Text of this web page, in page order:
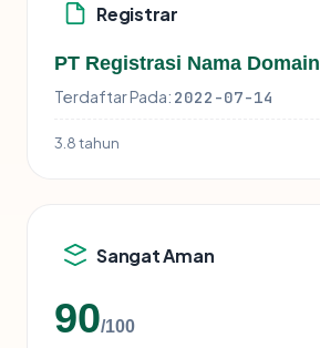
Registrar
PT Registrasi Nama Domain
Terdaftar Pada: 2022-07-14
3.8 tahun
Sangat Aman
90/100